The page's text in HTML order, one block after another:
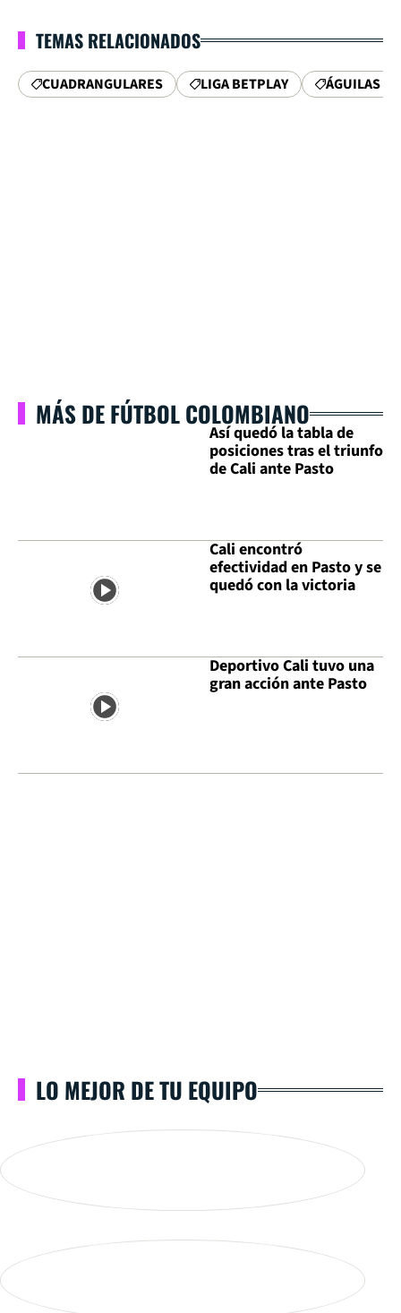
TEMAS RELACIONADOS
CUADRANGULARES LIGA BETPLAY ÁGUILAS
MÁS DE FÚTBOL COLOMBIANO
Así quedó la tabla de
posiciones tras el triunfo
de Cali ante Pasto
Cali encontró
efectividad en Pasto y se
quedó con la victoria
Deportivo Cali tuvo una
gran acción ante Pasto
LO MEJOR DE TU EQUIPO